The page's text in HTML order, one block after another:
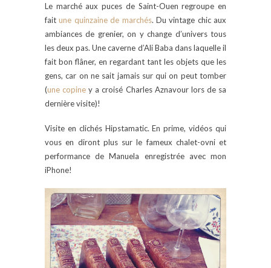
Le marché aux puces de Saint-Ouen regroupe en
faitune quinzaine de marchés. Du vintage chic aux
ambiances de grenier, on y change d’univers tous
les deux pas. Une caverne d’Ali Baba dans laquelle il
fait bon flâner, en regardant tant les objets que les
gens, car on ne sait jamais sur qui on peut tomber
(une copine y a croisé Charles Aznavour lors de sa
dernière visite)!
Visite en clichés Hipstamatic. En prime, vidéos qui
vous en diront plus sur le fameux chalet-ovni et
performance de Manuela enregistrée avec mon
iPhone!